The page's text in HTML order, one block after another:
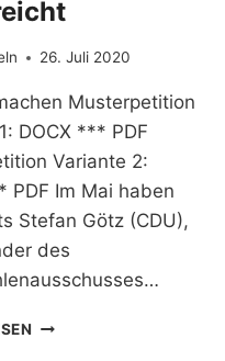
26. Juli 2020
Musterpetition
DOCX *** PDF
Variante 2:
PDF Im Mai haben
Stefan Götz (CDU),
des
BRAUNKOHLENPLANUNG